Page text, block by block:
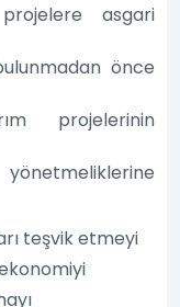
asgari
önce
projelerinin
teşvik etmeyi